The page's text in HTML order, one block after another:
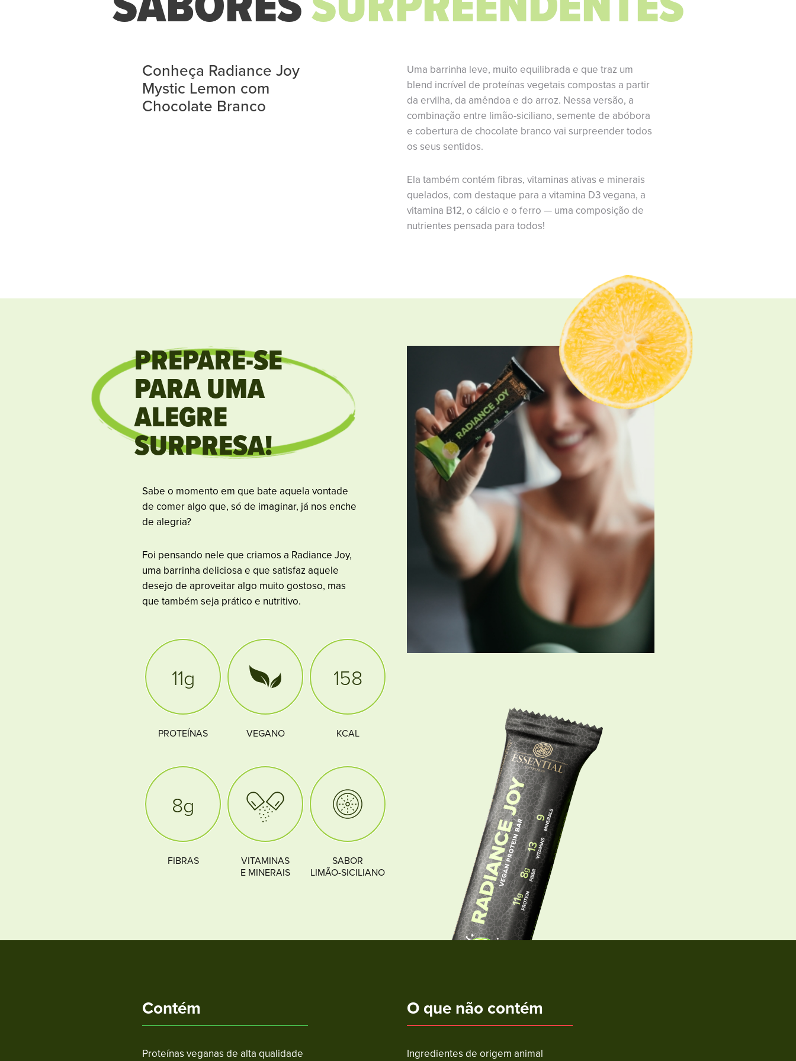
Conheça Radiance Joy
Mystic Lemon com
Chocolate Branco
Uma barrinha leve, muito equilibrada e que traz um
blend incrível de proteínas vegetais compostas a partir
da ervilha, da amêndoa e do arroz. Nessa versão, a
combinação entre limão-siciliano, semente de abóbora
e cobertura de chocolate branco vai surpreender todos
os seus sentidos.
Ela também contém fibras, vitaminas ativas e minerais
quelados, com destaque para a vitamina D3 vegana, a
vitamina B12, o cálcio e o ferro — uma composição de
nutrientes pensada para todos!
PREPARE-SE
PARA UMA
ALEGRE
SURPRESA!
Sabe o momento em que bate aquela vontade
de comer algo que, só de imaginar, já nos enche
de alegria?
Foi pensando nele que criamos a Radiance Joy,
uma barrinha deliciosa e que satisfaz aquele
desejo de aproveitar algo muito gostoso, mas
que também seja prático e nutritivo.
11g
PROTEÍNAS VEGANO
158
KCAL
8g
FIBRAS
VITAMINAS
E MINERAIS
SABOR
LIMÃO-SICILIANO
Contém
Proteínas veganas de alta qualidade
O que não contém
Ingredientes de origem animal